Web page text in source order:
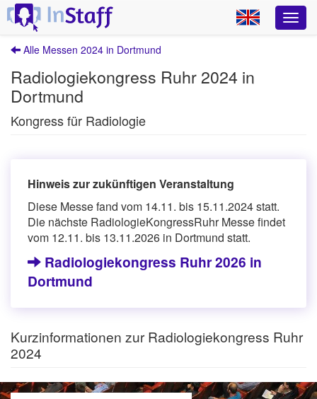
Alle Messen 2024 in Dortmund
Radiologiekongress Ruhr 2024 in
Dortmund
Kongress für Radiologie
Hinweis zur zukünftigen Veranstaltung
Diese Messe fand vom 14.11. bis 15.11.2024 statt.
Die nächste RadiologieKongressRuhr Messe findet
vom 12.11. bis 13.11.2026 in Dortmund statt.
Radiologiekongress Ruhr 2026 in
Dortmund
Kurzinformationen zur Radiologiekongress Ruhr
2024